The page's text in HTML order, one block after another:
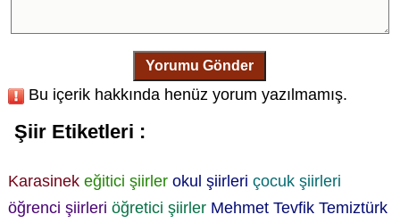
Yorumu Gönder
Bu içerik hakkında henüz yorum yazılmamış.
Şiir Etiketleri :
Karasinek eğitici şiirler okul şiirleri çocuk şiirleri
öğrenci şiirleri öğretici şiirler Mehmet Tevfik Temiztürk